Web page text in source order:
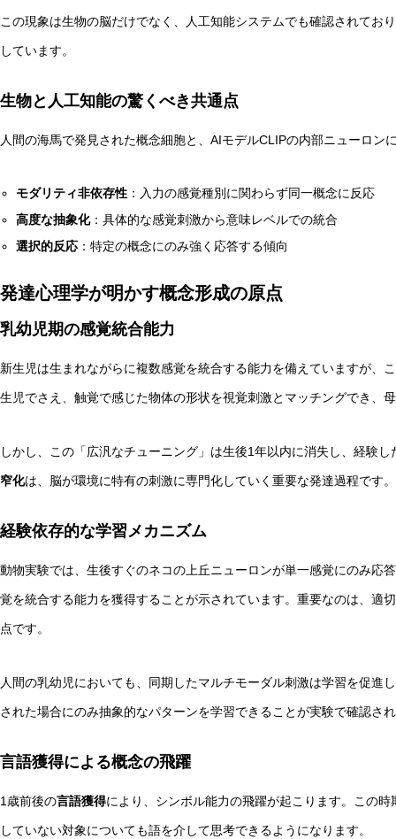
この現象は生物の脳だけでなく、人工知能システムでも確認されてお
しています。
生物と人工知能の驚くべき共通点
人間の海馬で発見された概念細胞と、AIモデルCLIPの内部ニューロン
モダリティ非依存性 ：入力の感覚種別に関わらず同一概念に反応
高度な抽象化：具体的な感覚刺激から意味レベルでの統合
選択的反応 ：特定の概念にのみ強く応答する傾向
発達心理学が明かす概念形成の原点
乳幼児期の感覚統合能力
新生児は生まれながらに複数感覚を統合する能力を備えていますが、
生児でさえ、触覚で感じた物体の形状を視覚刺激とマッチングでき、
しかし、この「広汎なチューニング」は生後1年以内に消失し、経験
窄化は、脳が環境に特有の刺激に専門化していく重要な発達過程です。
経験依存的な学習メカニズム
動物実験では、生後すぐのネコの上丘ニューロンが単一感覚にのみ応
覚を統合する能力を獲得することが示されています。重要なのは、適
点です。
人間の乳幼児においても、同期したマルチモーダル刺激は学習を促進
された場合にのみ抽象的なパターンを学習できることが実験で確認さ
言語獲得による概念の飛躍
1歳前後の言語獲得により、シンボル能力の飛躍が起こります。この時
していない対象についても語を介して思考できるようになります。